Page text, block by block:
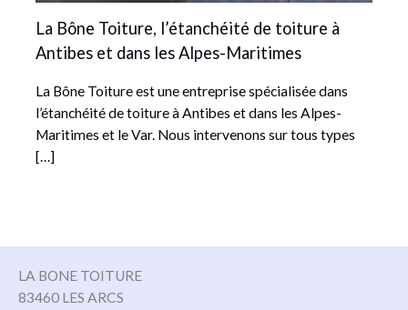
La Bône Toiture, l’étanchéité de toiture à
Antibes et dans les Alpes-Maritimes
La Bône Toiture est une entreprise spécialisée dans
l’étanchéité de toiture à Antibes et dans les Alpes-
Maritimes et le Var. Nous intervenons sur tous types
[…]
LA BONE TOITURE
83460 LES ARCS